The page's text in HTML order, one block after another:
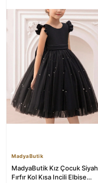
MadyaButik
MadyaButik Kız Çocuk Siyah
Fırfır Kol Kısa Incili Elbise